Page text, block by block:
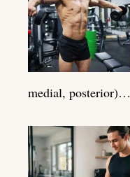
al
masei
musculare
medial, posterior)…